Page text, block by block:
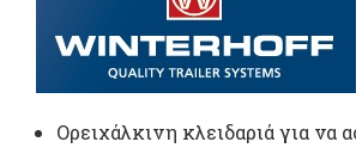
Ορειχάλκινη κλειδαριά για να